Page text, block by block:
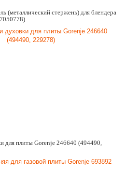
(металлический стержень) для блендера
для плиты Gorenje 246640 (494490,